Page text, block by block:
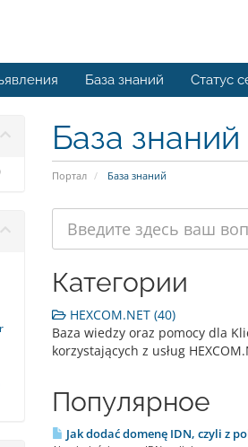
База знаний Статус
База знаний
Портал База знаний
Категории
HEXCOM.NET (40)
Baza wiedzy oraz pomocy dla
korzystających z usług
Популярное
Jak dodać domenę IDN, czyli z